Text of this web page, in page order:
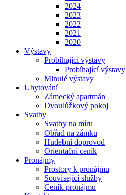
2024
2023
2022
2021
2020
Výstavy
Probíhající výstavy
Probíhající výstavy
Minulé výstavy
Ubytování
Zámecký apartmán
Dvoulůžkový pokoj
Svatby
Svatby na míru
Obřad na zámku
Hudební doprovod
Orientační ceník
Pronájmy
Prostory k pronájmu
Související služby
Ceník pronájmu